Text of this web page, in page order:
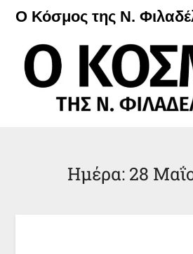
Μετάβαση
περιεχόμενο
Ο Κόσμος της Ν.
Ημέρα: 28